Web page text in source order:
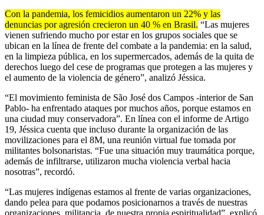
Con la pandemia, los femicidios aumentaron un 22% y las
denuncias por agresión crecieron un 40 % en Brasil. “Las mujeres
vienen sufriendo mucho por estar en los grupos sociales que se
ubican en la línea de frente del combate a la pandemia: en la salud,
en la limpieza pública, en los supermercados, además de la quita de
derechos luego del cese de programas que protegen a las mujeres y
el aumento de la violencia de género”, analizó Jéssica.
“El movimiento feminista de São José dos Campos -interior de San
Pablo- ha enfrentado ataques por muchos años, porque estamos en
una ciudad muy conservadora”. En línea con el informe de Artigo
19, Jéssica cuenta que incluso durante la organización de las
movilizaciones para el 8M, una reunión virtual fue tomada por
militantes bolsonaristas. “Fue una situación muy traumática porque,
además de infiltrarse, utilizaron mucha violencia verbal hacia
nosotras”, recordó.
“Las mujeres indígenas estamos al frente de varias organizaciones,
dando pelea para que podamos posicionarnos a través de nuestras